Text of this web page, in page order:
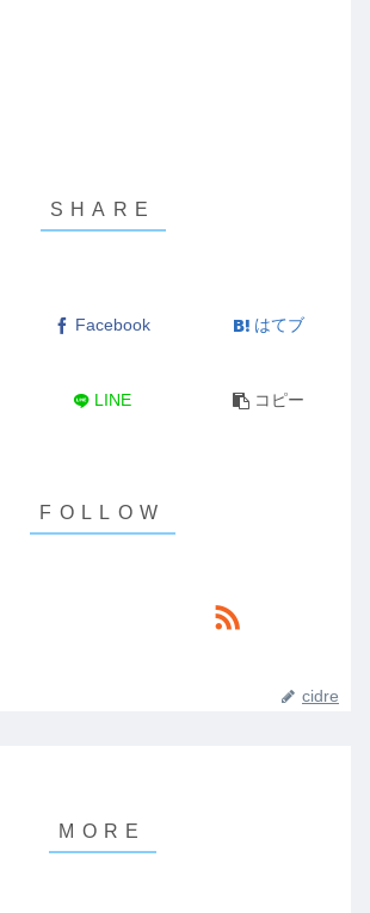
Facebook はてブ
LINE コピー
cidre